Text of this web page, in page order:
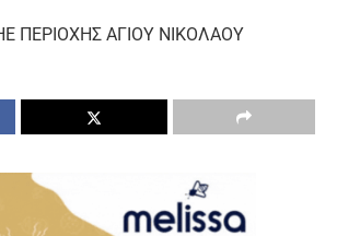
ΠΕΡΙΟΧΗΣ ΑΓΙΟΥ ΝΙΚΟΛΑΟΥ